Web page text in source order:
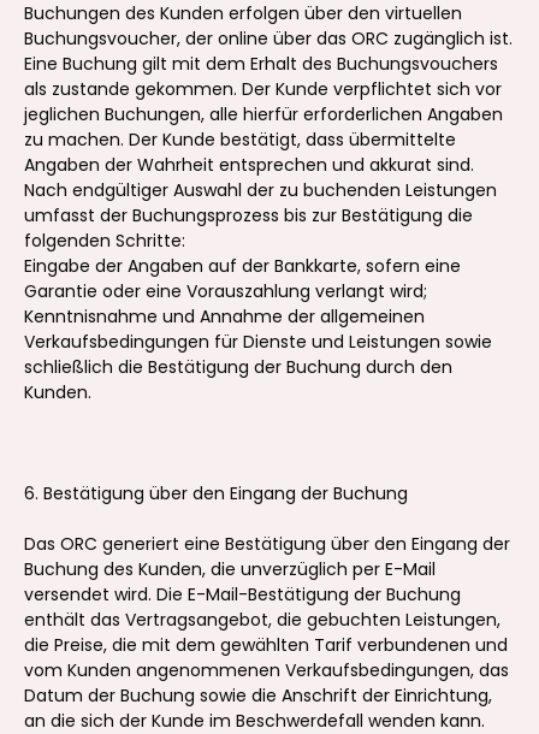
Buchungen des Kunden erfolgen über den virtuellen
Buchungsvoucher, der online über das ORC zugänglich ist.
Eine Buchung gilt mit dem Erhalt des Buchungsvouchers
als zustande gekommen. Der Kunde verpflichtet sich vor
jeglichen Buchungen, alle hierfür erforderlichen Angaben
zu machen. Der Kunde bestätigt, dass übermittelte
Angaben der Wahrheit entsprechen und akkurat sind.
Nach endgültiger Auswahl der zu buchenden Leistungen
umfasst der Buchungsprozess bis zur Bestätigung die
folgenden Schritte:
Eingabe der Angaben auf der Bankkarte, sofern eine
Garantie oder eine Vorauszahlung verlangt wird;
Kenntnisnahme und Annahme der allgemeinen
Verkaufsbedingungen für Dienste und Leistungen sowie
schließlich die Bestätigung der Buchung durch den
Kunden.
6. Bestätigung über den Eingang der Buchung
Das ORC generiert eine Bestätigung über den Eingang der
Buchung des Kunden, die unverzüglich per E-Mail
versendet wird. Die E-Mail-Bestätigung der Buchung
enthält das Vertragsangebot, die gebuchten Leistungen,
die Preise, die mit dem gewählten Tarif verbundenen und
vom Kunden angenommenen Verkaufsbedingungen, das
Datum der Buchung sowie die Anschrift der Einrichtung,
an die sich der Kunde im Beschwerdefall wenden kann.